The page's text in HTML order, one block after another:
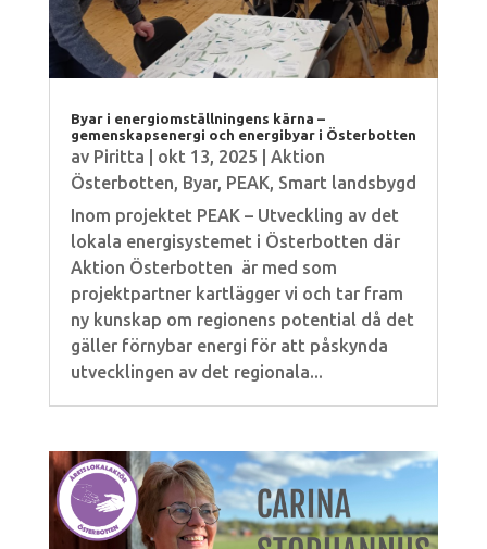
Byar i energiomställningens kärna –
gemenskapsenergi och energibyar i Österbotten
av Piritta okt 13, 2025
Aktion
Österbotten, Byar, PEAK, Smart landsbygd
Inom projektet PEAK – Utveckling av det
lokala energisystemet i Österbotten där
Aktion Österbotten är med som
projektpartner kartlägger vi och tar fram
ny kunskap om regionens potential då det
gäller förnybar energi för att påskynda
utvecklingen av det regionala...